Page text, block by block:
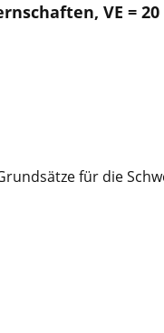
VE = 20
für die